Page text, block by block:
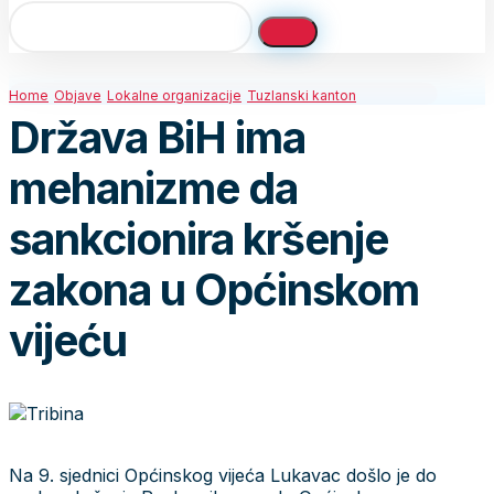
Home Objave Lokalne organizacije Tuzlanski kanton
Država BiH ima
mehanizme da
sankcionira kršenje
zakona u Općinskom
vijeću
Na 9. sjednici Općinskog vijeća Lukavac došlo je do